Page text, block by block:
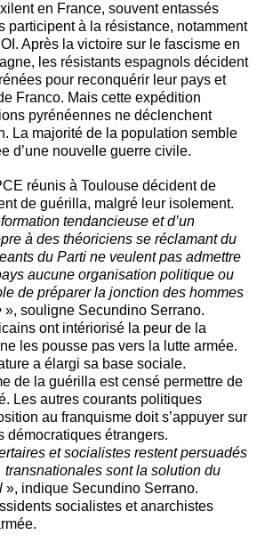
en France, souvent entassés
participent à la résistance, notamment
Après la victoire sur le fascisme en
les résistants espagnols décident
pour reconquérir leur pays et
Franco. Mais cette expédition
pyrénéennes ne déclenchent
La majorité de la population semble
d’une nouvelle guerre civile.
réunis à Toulouse décident de
de guérilla, malgré leur isolement.
tendancieuse et d’un
à des théoriciens se réclamant du
du Parti ne veulent pas admettre
aucune organisation politique ou
de préparer la jonction des hommes
», souligne Secundino Serrano.
ont intériorisé la peur de la
les pousse pas vers la lutte armée.
a élargi sa base sociale.
de la guérilla est censé permettre de
Les autres courants politiques
au franquisme doit s’appuyer sur
démocratiques étrangers.
et socialistes restent persuadés
sont la solution du
», indique Secundino Serrano.
socialistes et anarchistes